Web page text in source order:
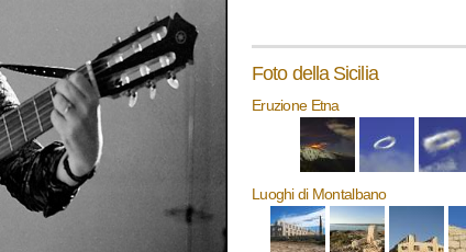
Foto della Sicilia
Eruzione Etna
Luoghi di Montalbano